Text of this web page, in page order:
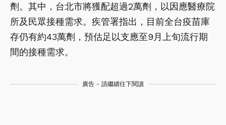
劑。其中，台北市將獲配超過2萬劑，以因應醫療院
所及民眾接種需求。疾管署指出，目前全台疫苗庫
存仍有約43萬劑，預估足以支應至9月上旬流行期
間的接種需求。
廣告 - 請繼續往下閱讀